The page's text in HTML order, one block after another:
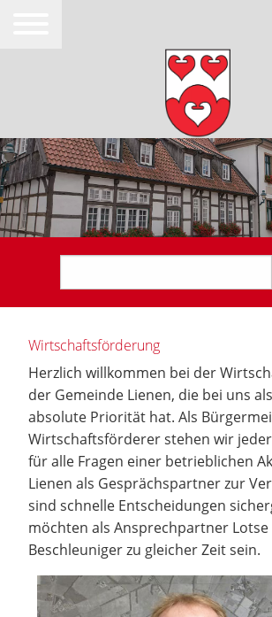
Wirtschaftsförderung
Herzlich willkommen bei der
der Gemeinde Lienen, die bei uns
absolute Priorität hat. Als
Wirtschaftsförderer stehen wir
für alle Fragen einer betrieblichen
Lienen als Gesprächspartner zur
sind schnelle Entscheidungen
möchten als Ansprechpartner Lotse
Beschleuniger zu gleicher Zeit sein.